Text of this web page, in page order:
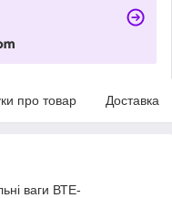
про товар Доставка
ваги ВТЕ-